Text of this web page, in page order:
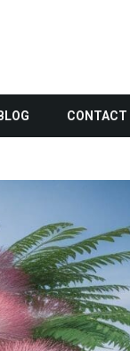
BLOG CONTACT